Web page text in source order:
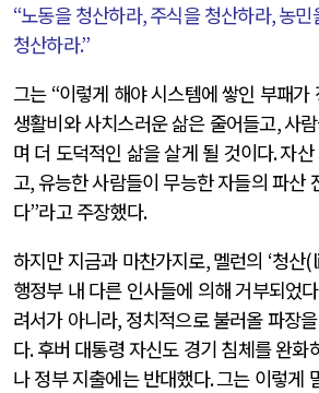
“노동을 청산하라,주식을 청산하라,농민
청산하라.”
그는 “이렇게 해야 시스템에 쌓인 부패가
생활비와 사치스러운 삶은 줄어들고,사
며 더 도덕적인 삶을 살게 될 것이다.자산
고,유능한 사람들이 무능한 자들의 파산
다”라고 주장했다.
하지만 지금과 마찬가지로,멜런의 ‘청산
행정부 내 다른 인사들에 의해 거부되었다
려서가 아니라, 정치적으로 불러올 파장
다.후버 대통령 자신도 경기 침체를 완화
나 정부 지출에는 반대했다.그는 이렇게